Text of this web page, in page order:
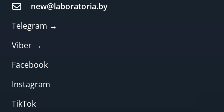
new@laboratoria.by
Telegram →
Viber →
Facebook
Instagram
TikTok